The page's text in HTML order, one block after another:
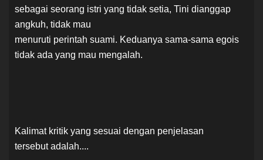
sebagai seorang istri yang tidak setia, Tini dianggap
angkuh, tidak mau
menuruti perintah suami. Keduanya sama-sama egois
tidak ada yang mau mengalah.
Kalimat kritik yang sesuai dengan penjelasan
tersebut adalah....